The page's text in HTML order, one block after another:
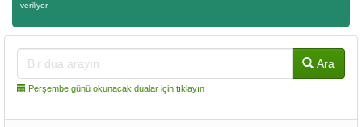
veriliyor
Ara
Perşembe günü okunacak dualar için tıklayın